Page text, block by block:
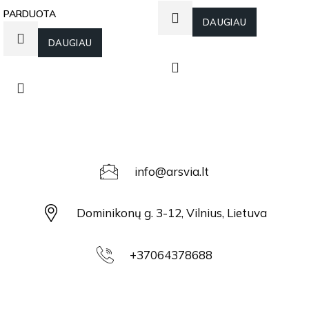
PARDUOTA
DAUGIAU
DAUGIAU
info@arsvia.lt
Dominikonų g. 3-12, Vilnius, Lietuva
+37064378688